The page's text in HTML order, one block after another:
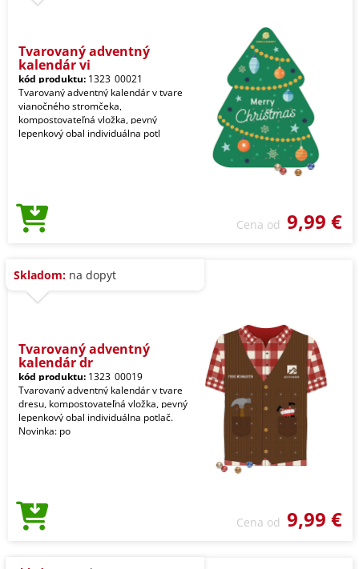
Tvarovaný adventný
kalendár vi
kód produktu: 1323_00021
Tvarovaný adventný kalendár v tvare
vianočného stromčeka,
kompostovateľná vložka, pevný
lepenkový obal individuálna potl
Cena od 9,99 €
Skladom: na dopyt
Tvarovaný adventný
kalendár dr
kód produktu: 1323_00019
Tvarovaný adventný kalendár v tvare
dresu, kompostovateľná vložka, pevný
lepenkový obal individuálna potlač.
Novinka: po
Cena od 9,99 €